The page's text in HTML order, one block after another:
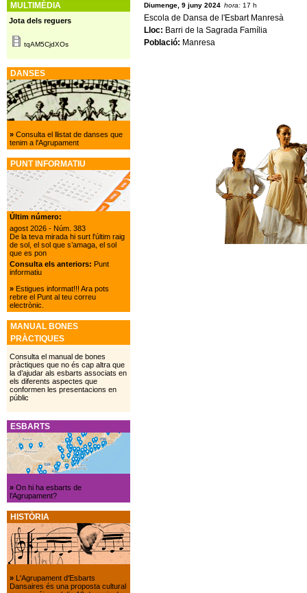
Diumenge, 9 juny 2024 hora: 17 h
Escola de Dansa de l'Esbart Manresà
Lloc: Barri de la Sagrada Família
Població: Manresa
MULTIMÈDIA
Jota dels reguers
tqAM5CjdXOs
DANSES
»Consulta el llistat de danses que
tenim a l'Agrupament
PUNT INFORMATIU
Últim número:
agost 2026 - Núm. 383
De la teva mirada hi surt l'últim raig
de sol, el sol que s’amaga, el sol
que es pon
Consulta els anteriors: Punt
informatiu
»Estigues informat!!! Ara pots
rebre el Punt al teu correu
electrònic.
MANUAL BONES
PRÀCTIQUES
Consulta el manual de bones
pràctiques que no és cap altra que
la d’ajudar als esbarts associats en
els diferents aspectes que
conformen les presentacions en
públic
ESBARTS
»On hi ha esbarts de
l’Agrupament?
HISTÒRIA
» L'Agrupament d'Esbarts
Dansaires és una proposta cultural